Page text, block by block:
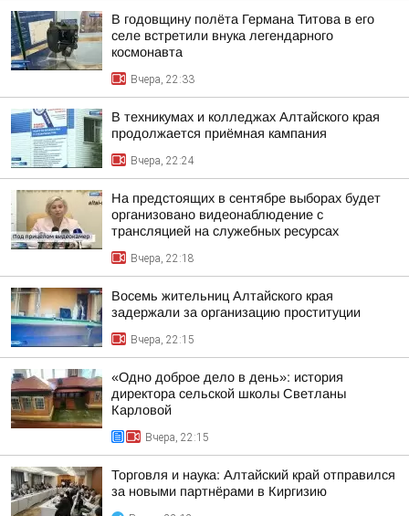
В годовщину полёта Германа Титова в его
селе встретили внука легендарного
космонавта
Вчера, 22:33
В техникумах и колледжах Алтайского края
продолжается приёмная кампания
Вчера, 22:24
На предстоящих в сентябре выборах будет
организовано видеонаблюдение с
трансляцией на служебных ресурсах
Вчера, 22:18
Восемь жительниц Алтайского края
задержали за организацию проституции
Вчера, 22:15
«Одно доброе дело в день»: история
директора сельской школы Светланы
Карловой
Вчера, 22:15
Торговля и наука: Алтайский край отправился
за новыми партнёрами в Киргизию